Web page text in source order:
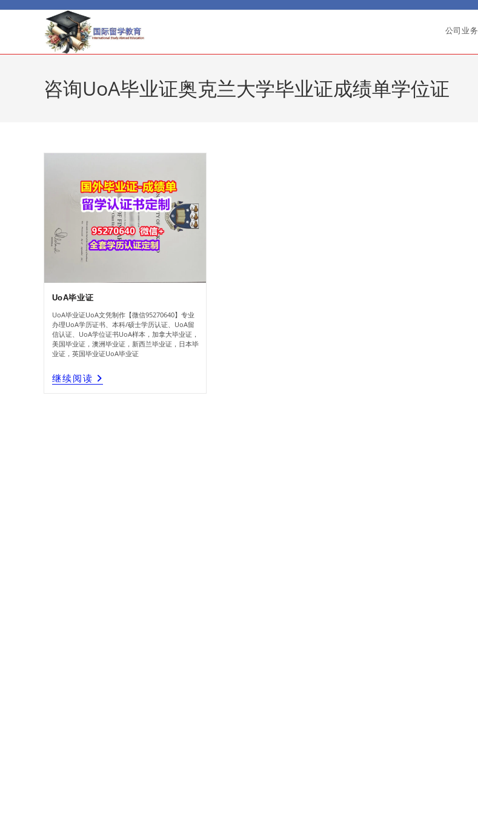
Skip
公司业务
咨询UoA毕业证奥克兰大学毕业证成绩单学位证
UoA毕业证
UoA毕业证UoA文凭制作【微信95270640】专业
办理UoA学历证书、本科/硕士学历认证、UoA留
信认证、UoA学位证书UoA样本，加拿大毕业证，
美国毕业证，澳洲毕业证，新西兰毕业证，日本毕
业证，英国毕业证UoA毕业证
继续阅读 UoA
毕
业